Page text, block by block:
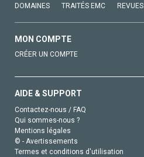
DOMAINES TRAITÉS EMC REVUES
MON COMPTE
CRÉER UN COMPTE
AIDE & SUPPORT
Contactez-nous / FAQ
Qui sommes-nous ?
Mentions légales
© - Avertissements
Termes et conditions d'utilisation